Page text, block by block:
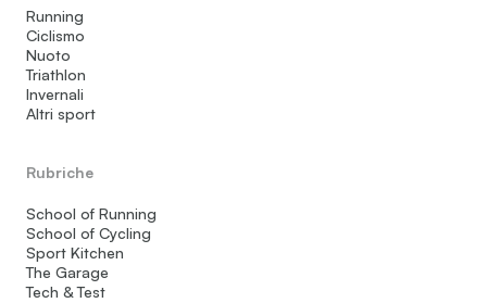
Running
Ciclismo
Nuoto
Triathlon
Invernali
Altri sport
Rubriche
School of Running
School of Cycling
Sport Kitchen
The Garage
Tech & Test